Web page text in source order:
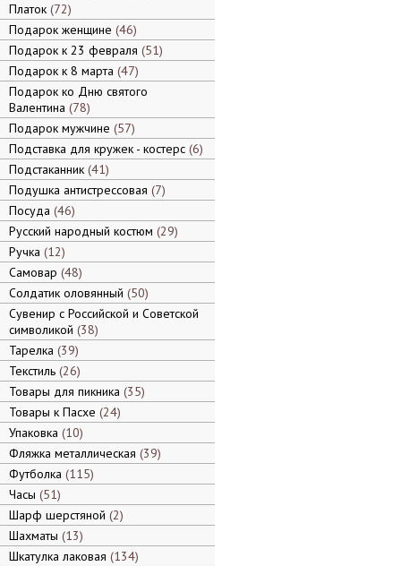
Платок 72
Подарок женщине 46
Подарок к 23 февраля 51
Подарок к 8 марта 47
Подарок ко Дню святого
Валентина 78
Подарок мужчине 57
Подставка для кружек - костерс 6
Подстаканник 41
Подушка антистрессовая 7
Посуда 46
Русский народный костюм 29
Ручка 12
Самовар 48
Солдатик оловянный 50
Сувенир с Российской и Советской
символикой 38
Тарелка 39
Текстиль 26
Товары для пикника 35
Товары к Пасхе 24
Упаковка 10
Фляжка металлическая 39
Футболка 115
Часы 51
Шарф шерстяной 2
Шахматы 13
Шкатулка лаковая 134